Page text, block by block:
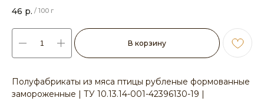
46 р. / 100 г
В корзину
Полуфабрикаты из мяса птицы рубленые формованные
замороженные | ТУ 10.13.14-001-42396130-19 |